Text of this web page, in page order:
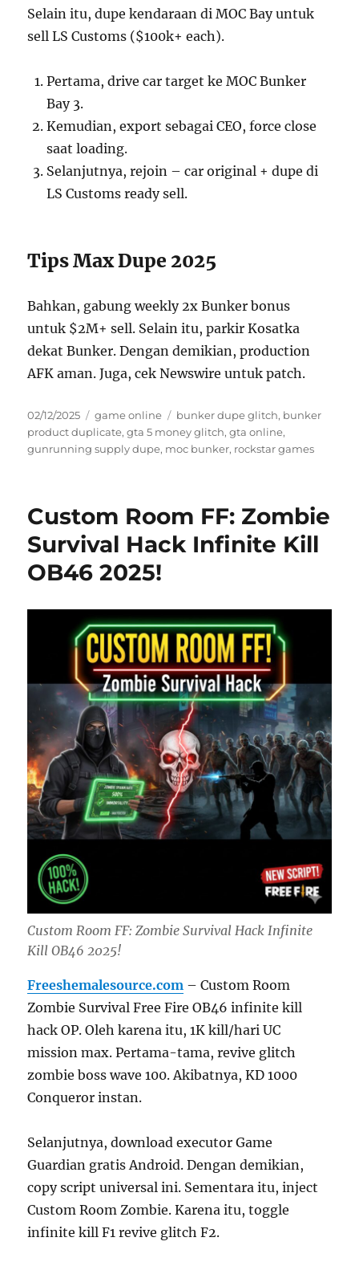
Selain itu, dupe kendaraan di MOC Bay untuk
sell LS Customs ($100k+ each).
Pertama, drive car target ke MOC Bunker
Bay 3.
Kemudian, export sebagai CEO, force close
saat loading.
Selanjutnya, rejoin – car original + dupe di
LS Customs ready sell.
Tips Max Dupe 2025
Bahkan, gabung weekly 2x Bunker bonus
untuk $2M+ sell. Selain itu, parkir Kosatka
dekat Bunker. Dengan demikian, production
AFK aman. Juga, cek Newswire untuk patch.
Posted
on
02/12/2025 Categories
game online Tags
bunker dupe glitch, bunker
product duplicate,gta 5 money glitch,gta online,
gunrunning supply dupe, moc bunker, rockstar games
Custom Room FF: Zombie
Survival Hack Infinite Kill
OB46 2025!
Custom Room FF: Zombie Survival Hack Infinite
Kill OB46 2025!
Freeshemalesource.com – Custom Room
Zombie Survival Free Fire OB46 infinite kill
hack OP. Oleh karena itu, 1K kill/hari UC
mission max. Pertama-tama, revive glitch
zombie boss wave 100. Akibatnya, KD 1000
Conqueror instan.
Selanjutnya, download executor Game
Guardian gratis Android. Dengan demikian,
copy script universal ini. Sementara itu, inject
Custom Room Zombie. Karena itu, toggle
infinite kill F1 revive glitch F2.